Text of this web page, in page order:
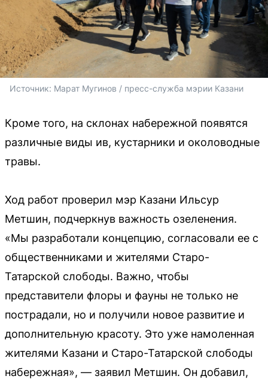
Источник: Марат Мугинов / пресс-служба мэрии Казани
Кроме того, на склонах набережной появятся
различные виды ив, кустарники и околоводные
травы.
Ход работ проверил мэр Казани Ильсур
Метшин, подчеркнув важность озеленения.
«Мы разработали концепцию, согласовали ее с
общественниками и жителями Старо-
Татарской слободы. Важно, чтобы
представители флоры и фауны не только не
пострадали, но и получили новое развитие и
дополнительную красоту. Это уже намоленная
жителями Казани и Старо-Татарской слободы
набережная», — заявил Метшин. Он добавил,